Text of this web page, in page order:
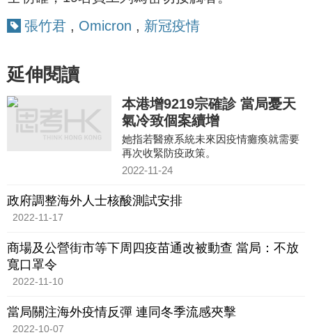
張竹君 , Omicron , 新冠疫情
延伸閱讀
本港增9219宗確診 當局憂天
氣冷致個案續增
她指若醫療系統未來因疫情癱瘓就需要
再次收緊防疫政策。
2022-11-24
政府調整海外人士核酸測試安排
2022-11-17
商場及公營街市等下周四疫苗通改被動查 當局：不放
寬口罩令
2022-11-10
當局關注海外疫情反彈 連同冬季流感夾擊
2022-10-07